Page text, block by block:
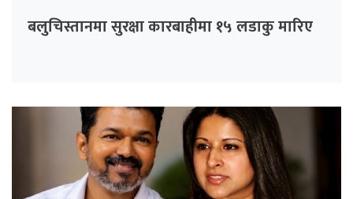
बलुचिस्तानमा सुरक्षा कारबाहीमा १५ लडाकु मारिए